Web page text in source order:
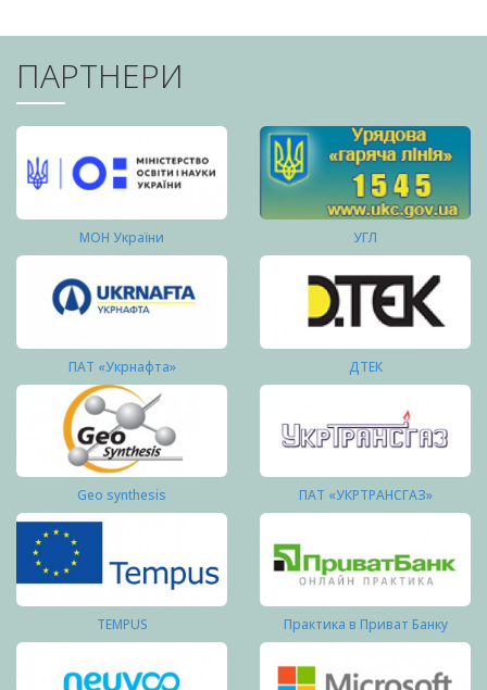
ПАРТНЕРИ
МОН України УГЛ
ПАТ «Укрнафта» ДТЕК
Geo synthesis ПАТ «УКРТРАНСГАЗ»
TEMPUS Практика в Приват Банку